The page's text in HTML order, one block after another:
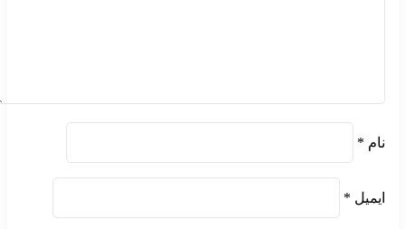
نام *
ایمیل *